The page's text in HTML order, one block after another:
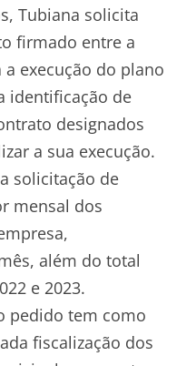
Tubiana solicita
firmado entre a
execução do plano
identificação de
designados
a sua execução.
solicitação de
mensal dos
além do total
e 2023.
pedido tem como
fiscalização dos